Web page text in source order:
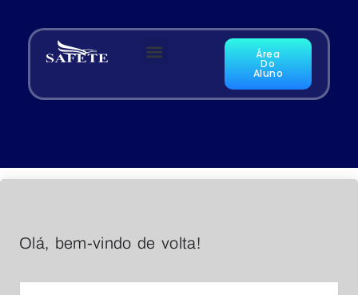
Área
Do
Aluno
Olá, bem-vindo de volta!